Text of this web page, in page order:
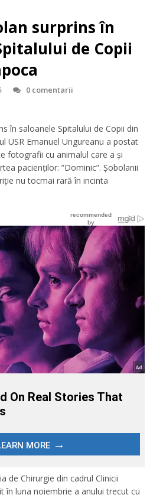
surprins în
de Copii
0 comentarii
în saloanele Spitalului de Copii din
USR Emanuel Ungureanu a postat
fotografii cu animalul care a și
pacienților: ”Dominic”. Șobolanii
nu tocmai rară în incinta
de Chirurgie din cadrul Clinicii
în luna noiembrie a anului trecut cu